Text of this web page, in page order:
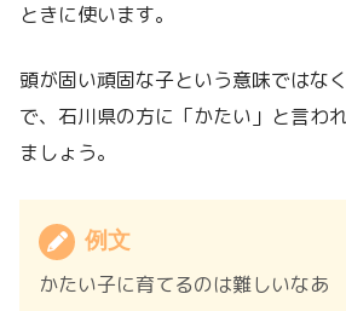
ときに使います。
頭が固い頑固な子という意味ではな
で、石川県の方に「かたい」と言わ
ましょう。
例文
かたい子に育てるのは難しいなあ